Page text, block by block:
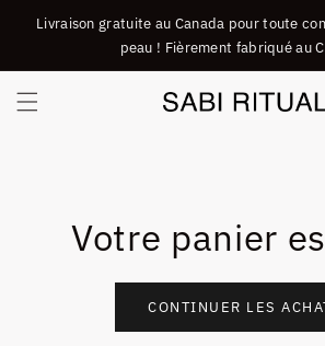
PASSER
Livraison gratuite au Canada pour toute
peau ! Fièrement fabriqué au
Votre panier
CONTINUER LES